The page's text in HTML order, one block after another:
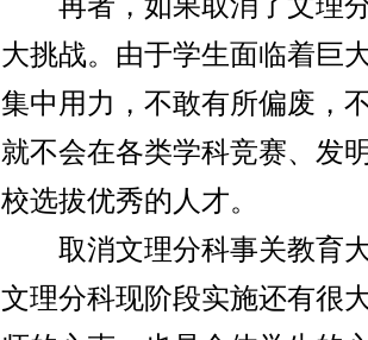
大挑战。由于学生面临着巨
集中用力，不敢有所偏废，
就不会在各类学科竞赛、发
校选拔优秀的人才。
取消文理分科事关教育大
文理分科现阶段实施还有很